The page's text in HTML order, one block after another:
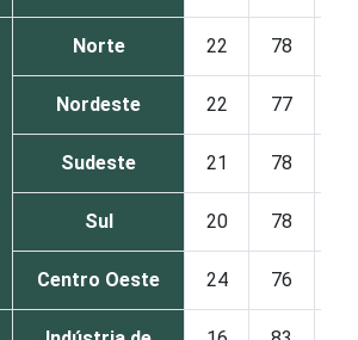
Norte 22 78
Nordeste 22 77
Sudeste 21 78
Sul 20 78
Centro Oeste 24 76